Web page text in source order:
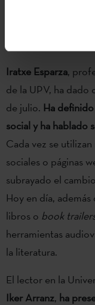
Iratxe Esparza,
de la UPV, ha dado
de julio. Ha
social y ha hablado
Cada vez se
sociales o páginas
subrayado el
Hoy en día,
libros o book
herramientas
la literatura.
El lector en la
Iker Arranz, ha